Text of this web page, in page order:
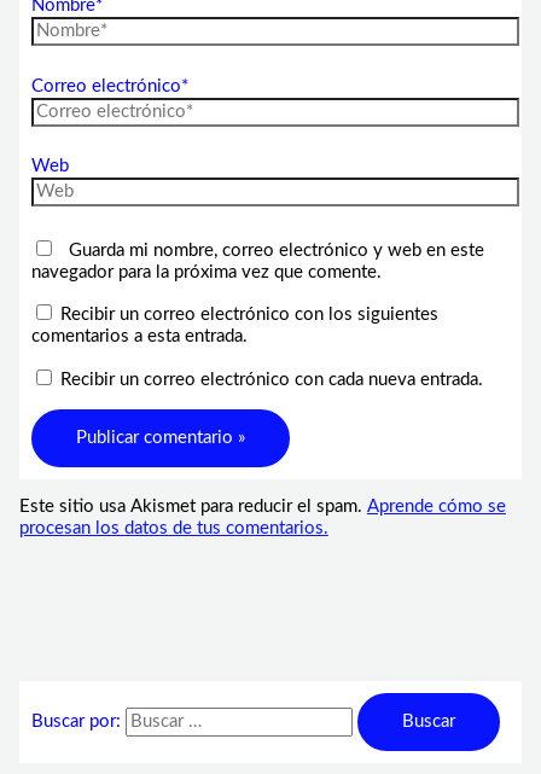
Nombre*
Correo electrónico*
Web
Guarda mi nombre, correo electrónico y web en este
navegador para la próxima vez que comente.
Recibir un correo electrónico con los siguientes
comentarios a esta entrada.
Recibir un correo electrónico con cada nueva entrada.
Este sitio usa Akismet para reducir el spam. Aprende cómo se
procesan los datos de tus comentarios.
Buscar por: